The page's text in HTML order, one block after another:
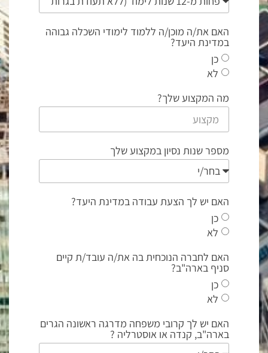
האם את/ה מוכן/ה ללמוד לימודי השכלה גבוהה
במדינת היעד?
כן
לא
מה המקצוע שלך?
מספר שנות נסיון במקצוע שלך
האם יש לך הצעת עבודה במדינת היעד?
כן
לא
האם לחברה הנוכחית בה את/ה עובד/ת קיים
סניף בארה"ב?
כן
לא
האם יש לך קרובי משפחה מדרגה ראשונה הגרים
בארה"ב, קנדה או אוסטרליה ?